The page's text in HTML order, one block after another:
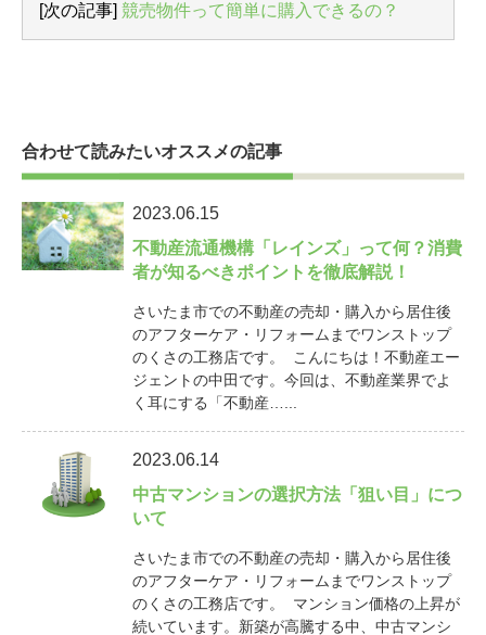
[次の記事] 競売物件って簡単に購入できるの？
合わせて読みたいオススメの記事
2023.06.15
不動産流通機構「レインズ」って何？消費
者が知るべきポイントを徹底解説！
さいたま市での不動産の売却・購入から居住後
のアフターケア・リフォームまでワンストップ
のくさの工務店です。 こんにちは！不動産エー
ジェントの中田です。今回は、不動産業界でよ
く耳にする「不動産…...
2023.06.14
中古マンションの選択方法「狙い目」につ
いて
さいたま市での不動産の売却・購入から居住後
のアフターケア・リフォームまでワンストップ
のくさの工務店です。 マンション価格の上昇が
続いています。新築が高騰する中、中古マンシ